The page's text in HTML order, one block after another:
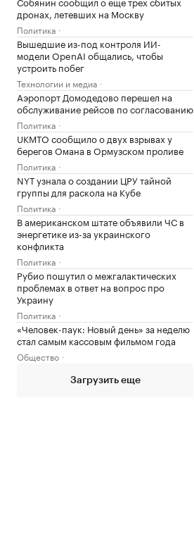
дронах, летевших на Москву
Политика
Вышедшие из-под контроля ИИ-
модели OpenAI общались, чтобы
устроить побег
Технологии и медиа
Аэропорт Домодедово перешел на
обслуживание рейсов по согласованию
Политика
UKMTO сообщило о двух взрывах у
берегов Омана в Ормузском проливе
Политика
NYT узнала о создании ЦРУ тайной
группы для раскола на Кубе
Политика
В американском штате объявили ЧС в
энергетике из-за украинского
конфликта
Политика
Рубио пошутил о межгалактических
проблемах в ответ на вопрос про
Украину
Политика
«Человек-паук: Новый день» за неделю
стал самым кассовым фильмом года
Общество
Загрузить еще